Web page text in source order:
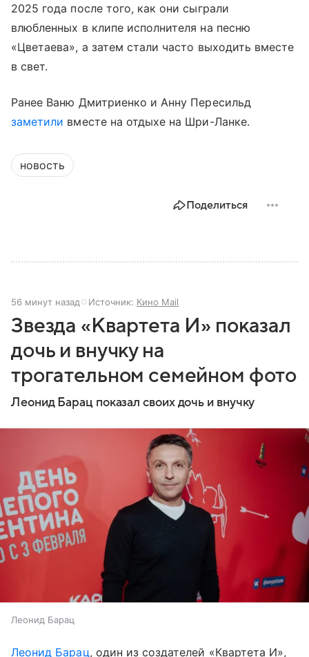
2025 года после того, как они сыграли
влюбленных в клипе исполнителя на песню
«Цветаева», а затем стали часто выходить вместе
в свет.
Ранее Ваню Дмитриенко и Анну Пересильд
заметили вместе на отдыхе на Шри-Ланке.
новость
Поделиться
56 минут назад Источник: Кино Mail
Звезда «Квартета И» показал
дочь и внучку на
трогательном семейном фото
Леонид Барац показал своих дочь и внучку
Леонид Барац
Леонид Барац, один из создателей «Квартета И»,